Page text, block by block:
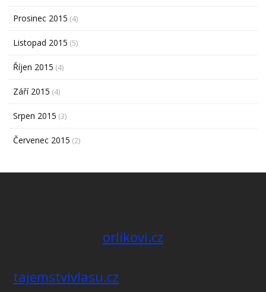
Prosinec 2015 (4)
Listopad 2015 (5)
Říjen 2015 (4)
Září 2015 (4)
Srpen 2015 (3)
Červenec 2015 (2)
orlikovi.cz
tajemstvivlasu.cz